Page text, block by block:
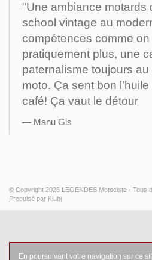
"Une ambiance motards
school vintage au
compétences comme on
pratiquement plus, une
paternalisme toujours
moto. Ça sent bon
café! Ça vaut le détour
Manu Gis
© Copyright 2026 LEGENDES Motociste - Tous
Propulsé par Kiubi
En poursuivant votre navigation sur ce